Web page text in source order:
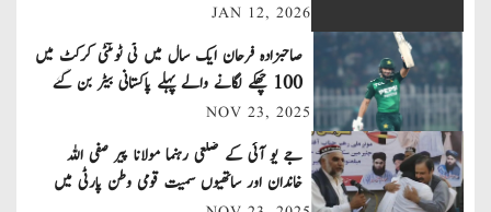
a
v
i
g
JAN 12, 2026
صاحبزادہ فرحان ایک سال میں ٹی ٹوئنٹی کرکٹ میں
100 چھکے لگانے والے پہلے پاکستانی بیٹر بن گئے
NOV 23, 2025
جے یو آئی کے ضلعی رہنما مولانا پیر صفی اللہ
خاندان اور ساتھیوں سمیت قومی وطن پارٹی میں